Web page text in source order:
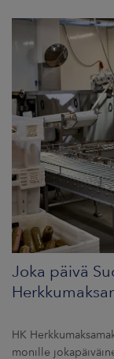
MEISTÄ
UUTISHUONE
Joka päivä
HK
monille